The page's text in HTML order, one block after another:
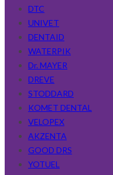
DTC
UNIVET
DENTAID
WATERPIK
Dr. MAYER
DREVE
STODDARD
KOMET DENTAL
VELOPEX
AKZENTA
GOOD DRS
YOTUEL